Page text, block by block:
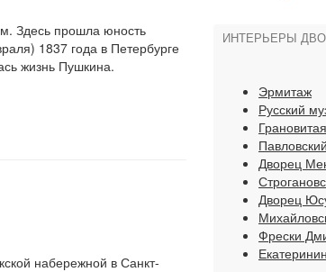
Здесь прошла юность
1837 года в Петербурге
жизнь Пушкина.
набережной в Санкт-
ИНТЕРЬЕРЫ
Эрмитаж
Русский
Дворец
Дворец
Фрески